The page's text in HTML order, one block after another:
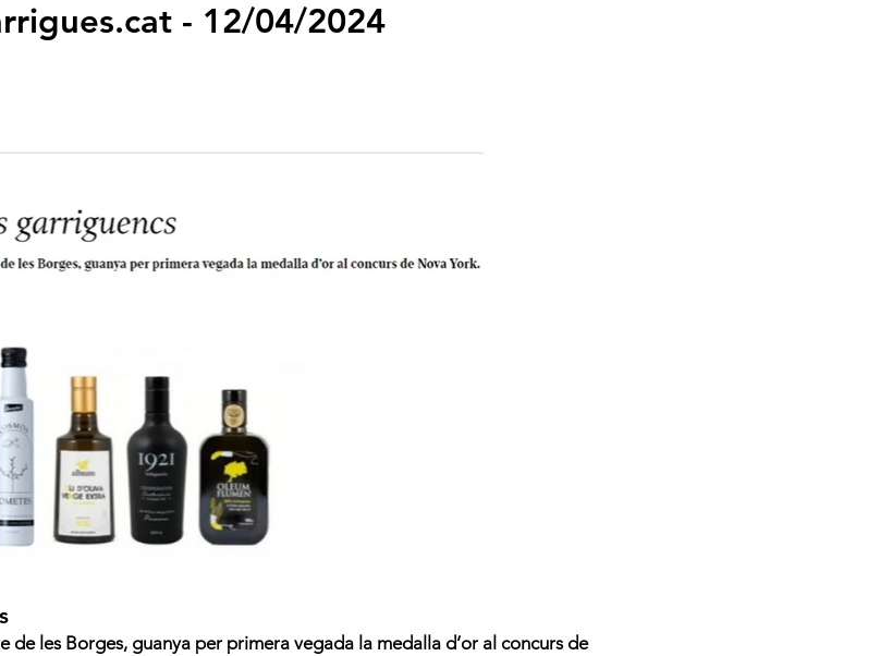
- 12/04/2024
de les Borges, guanya per primera vegada la medalla d’or al concurs de